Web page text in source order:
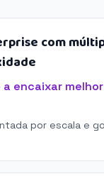
com
encaixar
por escala e